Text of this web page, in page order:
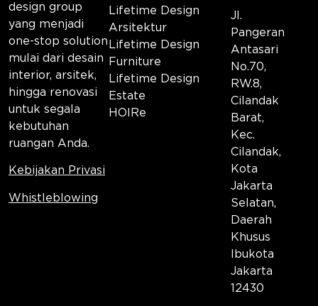
design group
yang menjadi
one-stop solution
mulai dari desain
interior, arsitek,
hingga renovasi
untuk segala
kebutuhan
ruangan Anda.
Kebijakan Privasi
Whistleblowing
Lifetime Design
Arsitektur
Lifetime Design
Furniture
Lifetime Design
Estate
HOIRe
Jl.
Pangeran
Antasari
No.70,
RW.8,
Cilandak
Barat,
Kec.
Cilandak,
Kota
Jakarta
Selatan,
Daerah
Khusus
Ibukota
Jakarta
12430